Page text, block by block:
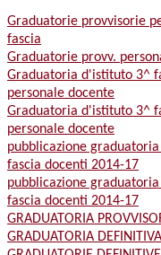
Graduatorie provvisorie
fascia
Graduatorie provv.
Graduatoria d'istituto 3^
personale docente
Graduatoria d'istituto 3^
personale docente
pubblicazione
fascia docenti 2014-17
pubblicazione
fascia docenti 2014-17
GRADUATORIA
GRADUATORIA